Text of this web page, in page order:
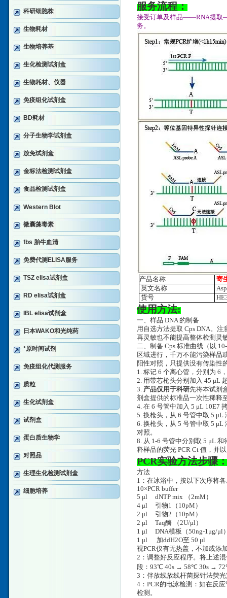
科研细胞株
生物耗材
生物培养基
生化检测试剂盒
生物耗材、仪器
免疫组化试剂盒
BD耗材
分子生物学试剂盒
放免试剂盒
金标法检测试剂盒
食品检测试剂盒
Western Blot
微囊藻毒素
fbs 胎牛血清
免费代测ELISA服务
TSZ elisa试剂盒
RD elisa试剂盒
IBL elisa试剂盒
日本WAKO和光纯药
*原时间试剂
免疫组化代测服务
质粒
生化试剂盒
试剂盒
蛋白质生物学
对照品
生理生化检测试剂盒
细胞培养
服务流程：
接受订单及样品——RNA提
务。
产品名称
寄
英文名称
货号
使用方法:
一、样品 DNA 的制备
用自选方法提取 Cps DNA。
再灵敏也不能提高整体检测灵
二、制备 Cps 标准曲线（以
区域进行，千万不能污染样品
阳性对照，只提供没有传染性
1. 标记 6 个离心管，分别为 6
2. 用带芯枪头分别加入 45 μL
3. 产品仅用于科研先将本试剂
剂盒提供的标准品一次性稀释
4. 在 6 号管中加入 5 μL 10E7
5. 换枪头，从 6 号管中取 5 μL
6. 换枪头，从 5 号管中取 5
对照。
8. 从 1-6 号管中分别取 5 μL
释样品的荧光 PCR Ct 值，并
PCR实验方法步骤
方法
1：在冰浴中，按以下次序将
10×PCR buffer
5 μl dNTP mix （2mM
4 μl 引物1（10pM）
2 μl 引物2（10pM）
2 μl Taq酶 （2U/μl）
1 μl DNA模板（50ng-1μg/μl
1 μl 加ddH2O至 50 μl
视PCR仪有无热盖，不加或添
2：调整好反应程序。将上述
段：93℃ 40s → 58℃ 30s →
3：伴放线放线杆菌探针法荧
4：PCR的电泳检测：如在反
检测。